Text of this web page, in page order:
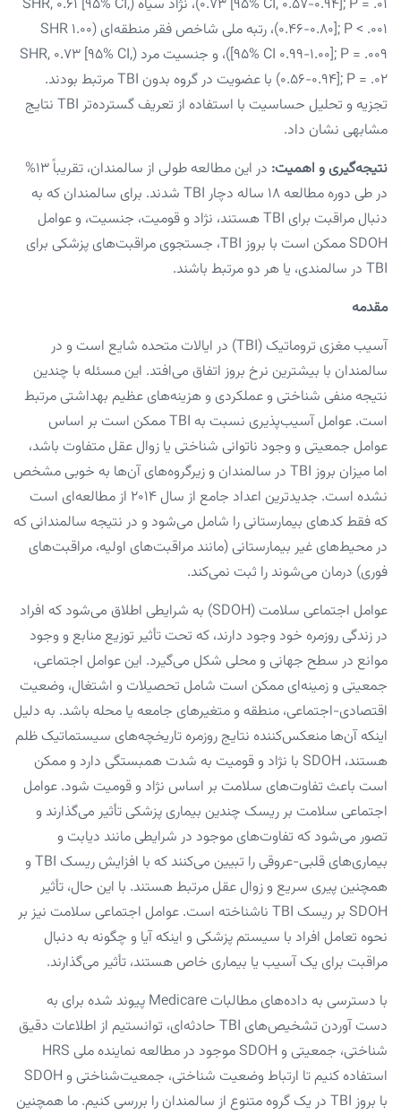
۰.۷۳ [۹۵% CI, ۰.۵۷-۰.۹۴]; P = .۰۱)، نژاد سیاه (SHR, ۰.۶۱ [۹۵% CI,
۰.۴۶-۰.۸۰]; P < .۰۰۱)، رتبه ملی شاخص فقر منطقه‌ای (SHR ۱.۰۰
[۹۵% CI ۰.۹۹-۱.۰۰]; P = .۰۰۹)، و جنسیت مرد (SHR, ۰.۷۳ [۹۵% CI,
۰.۵۶-۰.۹۴]; P = .۰۲) با عضویت در گروه بدون TBI مرتبط بودند.
تجزیه و تحلیل حساسیت با استفاده از تعریف گسترده‌تر TBI نتایج
مشابهی نشان داد.
نتیجه‌گیری و اهمیت:
در این مطالعه طولی از سالمندان، تقریباً ۱۳%
در طی دوره مطالعه ۱۸ ساله دچار TBI شدند. برای سالمندان که به
دنبال مراقبت برای TBI هستند، نژاد و قومیت، جنسیت، و عوامل
SDOH ممکن است با بروز TBI، جستجوی مراقبت‌های پزشکی برای
TBI در سالمندی، یا هر دو مرتبط باشند.
مقدمه
آسیب مغزی تروماتیک (TBI) در ایالات متحده شایع است و در
سالمندان با بیشترین نرخ بروز اتفاق می‌افتد. این مسئله با چندین
نتیجه منفی شناختی و عملکردی و هزینه‌های عظیم بهداشتی مرتبط
است. عوامل آسیب‌پذیری نسبت به TBI ممکن است بر اساس
عوامل جمعیتی و وجود ناتوانی شناختی یا زوال عقل متفاوت باشد،
اما میزان بروز TBI در سالمندان و زیرگروه‌های آن‌ها به خوبی مشخص
نشده است. جدیدترین اعداد جامع از سال ۲۰۱۴ از مطالعه‌ای است
که فقط کدهای بیمارستانی را شامل می‌شود و در نتیجه سالمندانی که
در محیط‌های غیر بیمارستانی (مانند مراقبت‌های اولیه، مراقبت‌های
فوری) درمان می‌شوند را ثبت نمی‌کند.
عوامل اجتماعی سلامت (SDOH) به شرایطی اطلاق می‌شود که افراد
در زندگی روزمره خود وجود دارند، که تحت تأثیر توزیع منابع و وجود
موانع در سطح جهانی و محلی شکل می‌گیرد. این عوامل اجتماعی،
جمعیتی و زمینه‌ای ممکن است شامل تحصیلات و اشتغال، وضعیت
اقتصادی-اجتماعی، منطقه و متغیرهای جامعه یا محله باشد. به دلیل
اینکه آن‌ها منعکس‌کننده نتایج روزمره تاریخچه‌های سیستماتیک ظلم
هستند، SDOH با نژاد و قومیت به شدت همبستگی دارد و ممکن
است باعث تفاوت‌های سلامت بر اساس نژاد و قومیت شود. عوامل
اجتماعی سلامت بر ریسک چندین بیماری پزشکی تأثیر می‌گذارند و
تصور می‌شود که تفاوت‌های موجود در شرایطی مانند دیابت و
بیماری‌های قلبی-عروقی را تبیین می‌کنند که با افزایش ریسک TBI و
همچنین پیری سریع و زوال عقل مرتبط هستند. با این حال، تأثیر
SDOH بر ریسک TBI ناشناخته است. عوامل اجتماعی سلامت نیز بر
نحوه تعامل افراد با سیستم پزشکی و اینکه آیا و چگونه به دنبال
مراقبت برای یک آسیب یا بیماری خاص هستند، تأثیر می‌گذارند.
با دسترسی به داده‌های مطالبات Medicare پیوند شده برای به
دست آوردن تشخیص‌های TBI حادثه‌ای، توانستیم از اطلاعات دقیق
شناختی، جمعیتی و SDOH موجود در مطالعه نماینده ملی HRS
استفاده کنیم تا ارتباط وضعیت شناختی، جمعیت‌شناختی و SDOH
با بروز TBI در یک گروه متنوع از سالمندان را بررسی کنیم. ما همچنین